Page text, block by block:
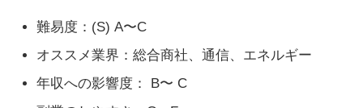
難易度：(S) A〜C
オススメ業界：総合商社、通信、エネルギー
年収への影響度： B〜 C